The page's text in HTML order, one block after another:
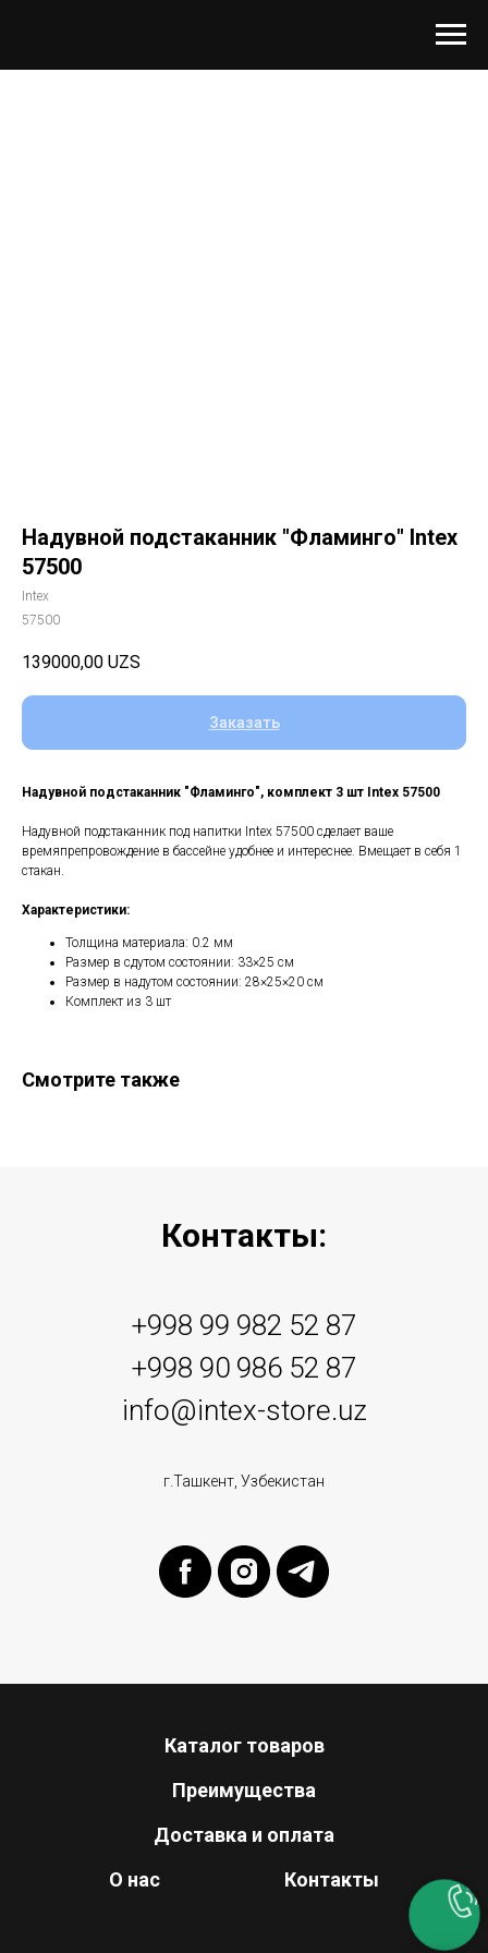
Надувной подстаканник "Фламинго" Intex
57500
Intex
57500
139000,00 UZS
Заказать
Надувной подстаканник "Фламинго", комплект 3 шт Intex 57500
Надувной подстаканник под напитки Intex 57500 сделает ваше
времяпрепровождение в бассейне удобнее и интереснее. Вмещает в себя 1
стакан.
Характеристики:
Толщина материала: 0.2 мм
Размер в сдутом состоянии: 33×25 см
Размер в надутом состоянии: 28×25×20 см
Комплект из 3 шт
Смотрите также
Контакты:
+998 99 982 52 87
+998 90 986 52 87
info@intex-store.uz
г.Ташкент, Узбекистан
Каталог товаров
Преимущества
Доставка и оплата
О нас
Контакты